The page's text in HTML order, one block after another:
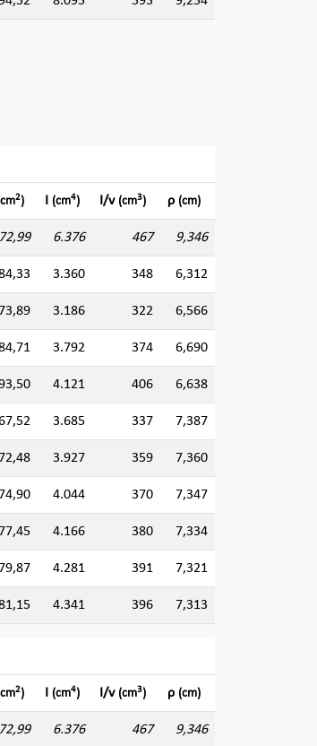
2) I (cm4) I/v (cm3) ρ (cm)
72,99 6.376 467 9,346
3.360 348 6,312
3.186 322 6,566
3.792 374 6,690
4.121 406 6,638
3.685 337 7,387
3.927 359 7,360
4.044 370 7,347
4.166 380 7,334
4.281 391 7,321
4.341 396 7,313
2) I (cm4) I/v (cm3) ρ (cm)
72,99 6.376 467 9,346